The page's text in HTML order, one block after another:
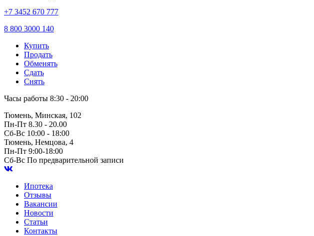
+7 3452 670 777
8 800 3000 140
Купить
Продать
Обменять
Сдать
Снять
Часы работы 8:30 - 20:00
Тюмень, Минская, 102
Пн-Пт 8.30 - 20.00
Сб-Вс 10:00 - 18:00
Тюмень, Немцова, 4
Пн-Пт 9:00-18:00
Сб-Вс По предварительной записи
Ипотека
Отзывы
Вакансии
Новости
Статьи
Контакты